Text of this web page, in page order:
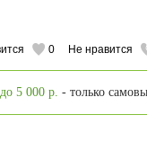
0 Не нравится
до 5 000 р. - только